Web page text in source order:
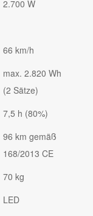
2.700 W
66 km/h
max. 2.820 Wh
(2 Sätze)
7,5 h (80%)
96 km gemäß
168/2013 CE
70 kg
LED